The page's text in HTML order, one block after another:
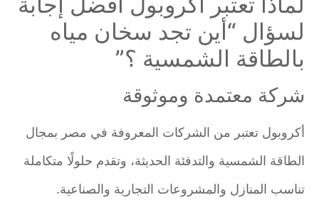
لسؤال “أين تجد سخان مياه
بالطاقة الشمسية ؟”
شركة معتمدة وموثوقة
أكروبول تعتبر من الشركات المعروفة في مصر بمجال
الطاقة الشمسية والتدفئة الحديثة، وتقدم حلولًا متكاملة
تناسب المنازل والمشروعات التجارية والصناعية.